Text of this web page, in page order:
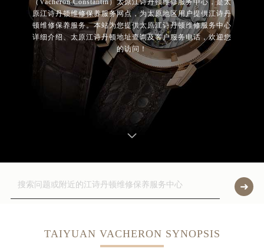
（Vacheron Constantin）太原江诗丹顿维修服务中心，是太
原江诗丹顿维修保养服务网点，为太原地区用户提供江诗丹
顿维修保养服务。本站为您提供太原江诗丹顿维修服务中心
详细介绍、太原江诗丹顿地址查询及客户服务电话，欢迎您
的访问！
TAIYUAN VACHERON SYNOPSIS